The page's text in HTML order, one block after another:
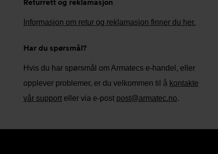
Returrett og reklamasjon
Informasjon om retur og reklamasjon finner du her.
Har du spørsmål?
Hvis du har spørsmål om Armatecs e-handel, eller
opplever problemer, er du velkommen til å kontakte
vår support eller via e-post post@armatec.no.